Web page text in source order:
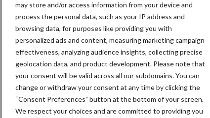
may store and/or access information from your device and
process the personal data, such as your IP address and
browsing data, for purposes like providing you with
personalized ads and content, measuring marketing campaign
effectiveness, analyzing audience insights, collecting precise
geolocation data, and product development. Please note that
your consent will be valid across all our subdomains. You can
change or withdraw your consent at any time by clicking the
“Consent Preferences” button at the bottom of your screen.
We respect your choices and are committed to providing you